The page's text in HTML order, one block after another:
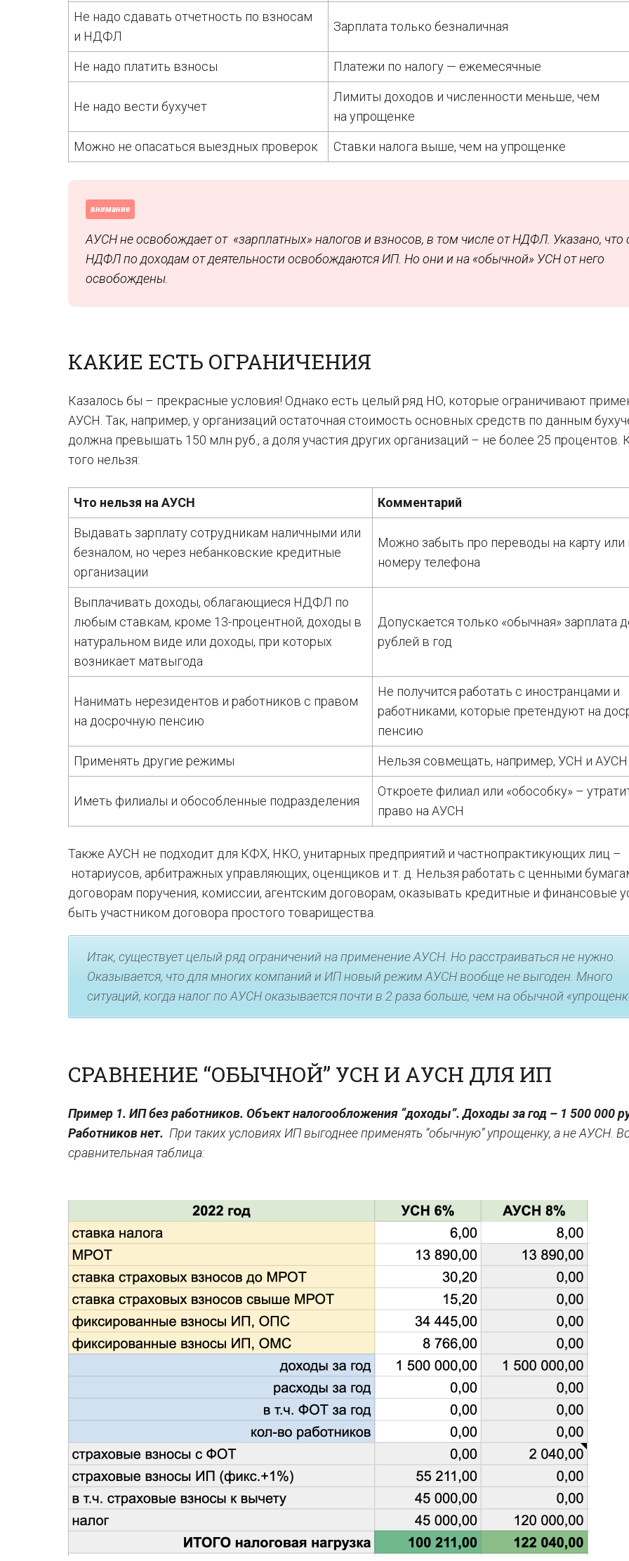
Не надо сдавать отчетность по взносам
и НДФЛ
Зарплата только безналичная
Не надо платить взносы Платежи по налогу — ежемесячные
Не надо вести бухучет
Лимиты доходов и численности меньше, чем
на упрощенке
Можно не опасаться выездных проверок Ставки налога выше, чем на упрощенке
внимание
АУСН не освобождает от «зарплатных» налогов и взносов, в том числе от НДФЛ. Указано, что
НДФЛ по доходам от деятельности освобождаются ИП. Но они и на «обычной» УСН от него
освобождены.
КАКИЕ ЕСТЬ ОГРАНИЧЕНИЯ
Казалось бы – прекрасные условия! Однако есть целый ряд НО, которые ограничивают
АУСН. Так, например, у организаций остаточная стоимость основных средств по данным
должна превышать 150 млн руб., а доля участия других организаций – не более 25 процентов.
того нельзя:
Что нельзя на АУСН Комментарий
Выдавать зарплату сотрудникам наличными или
безналом, но через небанковские кредитные
организации
Можно забыть про переводы на карту или
номеру телефона
Выплачивать доходы, облагающиеся НДФЛ по
любым ставкам, кроме 13-процентной, доходы в
натуральном виде или доходы, при которых
возникает матвыгода
Допускается только «обычная» зарплата
рублей в год
Нанимать нерезидентов и работников с правом
на досрочную пенсию
Не получится работать с иностранцами и
работниками, которые претендуют на
пенсию
Применять другие режимы Нельзя совмещать, например, УСН и АУСН
Иметь филиалы и обособленные подразделения
Откроете филиал или «обособку» –
право на АУСН
Также АУСН не подходит для КФХ, НКО, унитарных предприятий и частнопрактикующих лиц –
нотариусов, арбитражных управляющих, оценщиков и т. д. Нельзя работать с ценными
договорам поручения, комиссии, агентским договорам, оказывать кредитные и финансовые
быть участником договора простого товарищества.
Итак, существует целый ряд ограничений на применение АУСН. Но расстраиваться не нужно.
Оказывается, что для многих компаний и ИП новый режим АУСН вообще не выгоден. Много
ситуаций, когда налог по АУСН оказывается почти в 2 раза больше, чем на обычной
СРАВНЕНИЕ “ОБЫЧНОЙ” УСН И АУСН ДЛЯ ИП
Пример 1. ИП без работников. Объект налогообложения “доходы”. Доходы за год – 1 500 000
Работников нет. При таких условиях ИП выгоднее применять “обычную” упрощенку, а не АУСН.
сравнительная таблица: